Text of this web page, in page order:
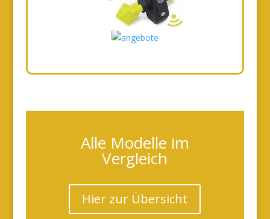
Alle Modelle im
Vergleich
Hier zur Übersicht